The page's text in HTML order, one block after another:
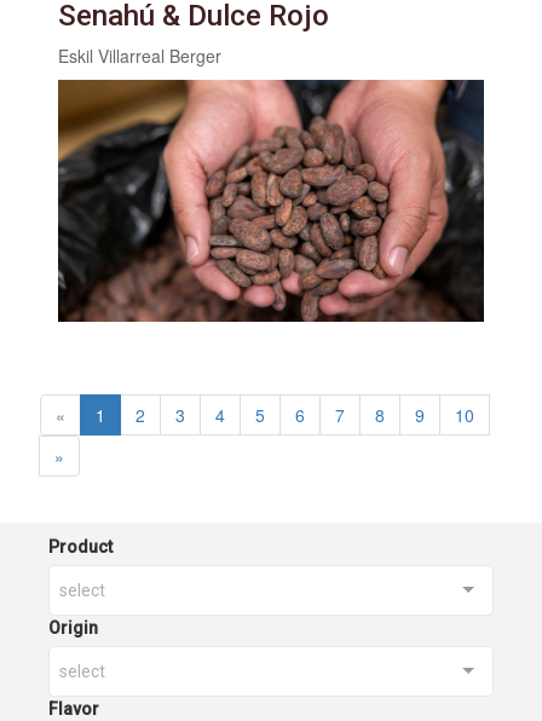
Senahú & Dulce Rojo
Eskil Villarreal Berger
« 1 2 3 4 5 6 7 8 9
10
»
Product
select
Origin
select
Flavor